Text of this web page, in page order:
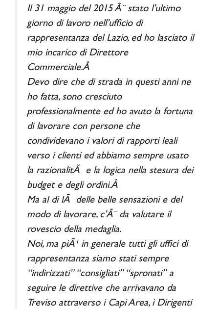
Il 31 maggio del 2015 Ã¨ stato l’ultimo
giorno di lavoro nell’ufficio di
rappresentanza del Lazio, ed ho lasciato il
mio incarico di Direttore
Commerciale.Â
Devo dire che di strada in questi anni ne
ho fatta, sono cresciuto
professionalmente ed ho avuto la fortuna
di lavorare con persone che
condividevano i valori di rapporti leali
verso i clienti ed abbiamo sempre usato
la razionalitÃ e la logica nella stesura dei
budget e degli ordini.Â
Ma al di lÃ delle belle sensazioni e del
modo di lavorare, c’Ã¨ da valutare il
rovescio della medaglia.
Noi, ma piÃ¹ in generale tutti gli uffici di
rappresentanza siamo stati sempre
“indirizzati” “consigliati” “spronati” a
seguire le direttive che arrivavano da
Treviso attraverso i Capi Area, i Dirigenti